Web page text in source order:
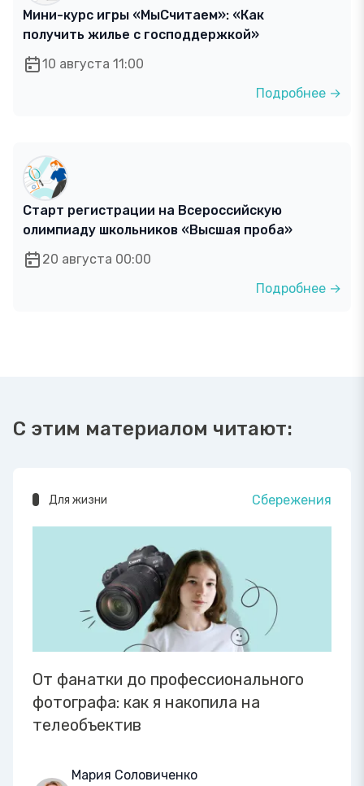
Мини-курс игры «МыСчитаем»: «Как
получить жилье с господдержкой»
10 августа 11:00
Подробнее →
Старт регистрации на Всероссийскую
олимпиаду школьников «Высшая проба»
20 августа 00:00
Подробнее →
С этим материалом читают:
Для жизни Сбережения
От фанатки до профессионального
фотографа: как я накопила на
телеобъектив
Мария Соловиченко